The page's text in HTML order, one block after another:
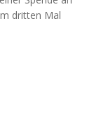
dritten Mal